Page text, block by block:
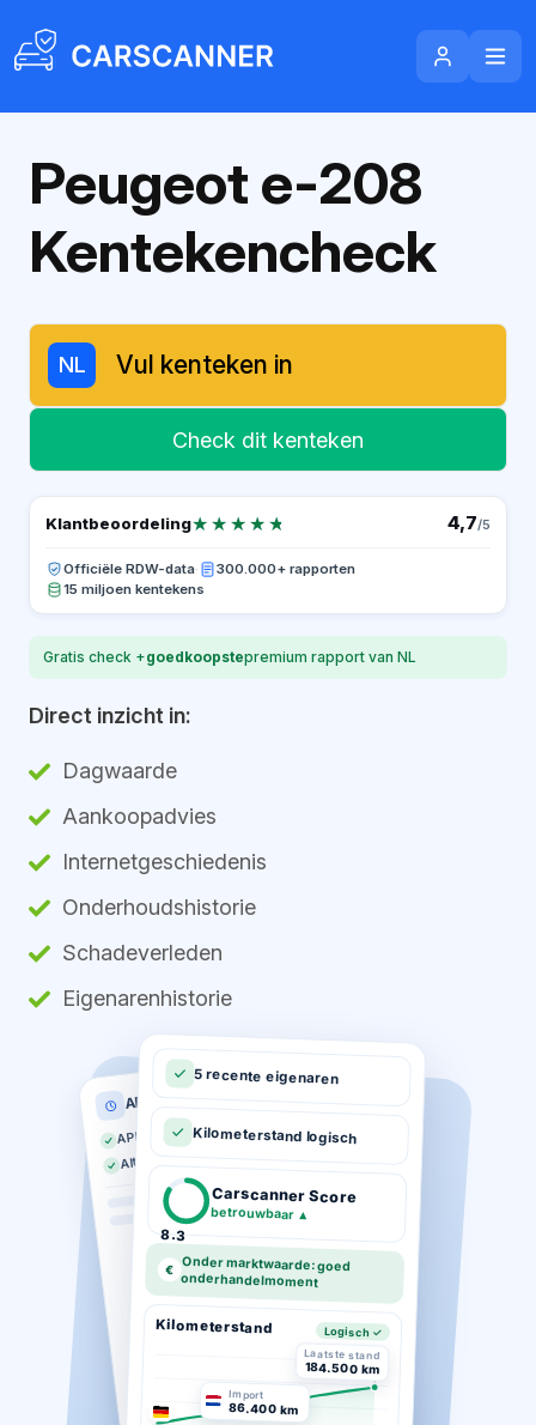
Peugeot e-208
Kentekencheck
NL
Check dit kenteken
Klantbeoordeling★★★★★
★★★★★ 4,7/5
Officiële RDW-data·
300.000+ rapporten
15 miljoen kentekens
Gratis check +goedkoopstepremium rapport van NL
Direct inzicht in:
Dagwaarde
Aankoopadvies
Internetgeschiedenis
Onderhoudshistorie
Schadeverleden
Eigenarenhistorie
APK historie
APK geldig tot 03-2026
Altijd op tijd gekeurd
5 recente eigenaren
Kilometerstand logisch
8.3
Carscanner Score
betrouwbaar ▲
€ Onder marktwaarde: goed
onderhandelmoment
Kilometerstand Logisch ✓
Laatste stand
184.500 km
Import
86.400 km